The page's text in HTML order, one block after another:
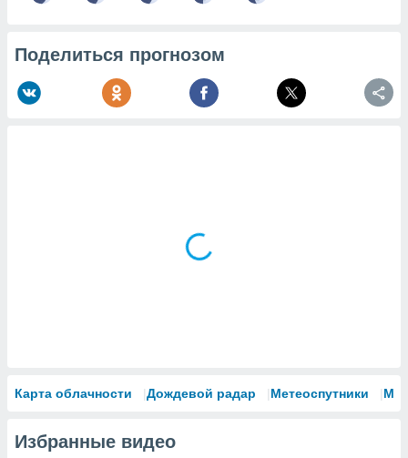
Поделиться прогнозом
Карта облачности Дождевой радар Метеоспутники
Избранные видео